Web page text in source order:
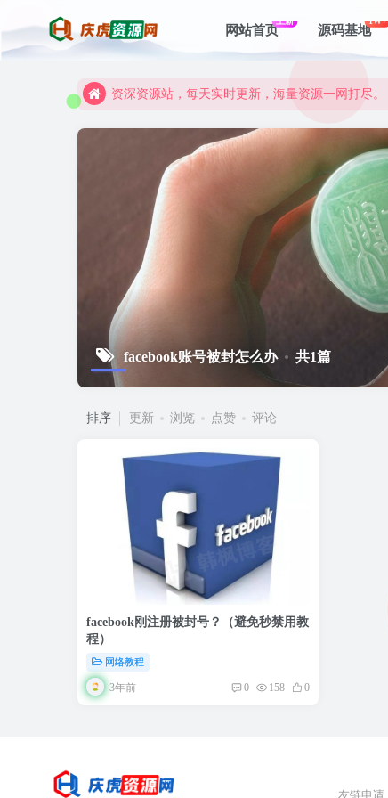
网站首页
上新
源码基地
1W+
资深资源站，每天实时更新，海量资源一网打尽。
资深资源站，每天实时更新，海量资源一网打尽。
facebook账号被封怎么办 共1篇
排序 更新 浏览 点赞 评论
facebook刚注册被封号？（避免秒禁用教
程）
网络教程
3年前 0 158 0
友链申请